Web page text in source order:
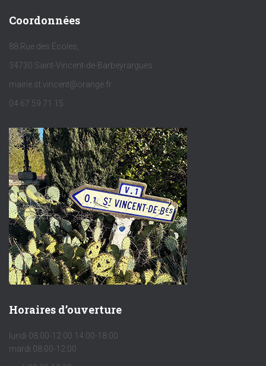
Coordonnées
88 Rue des Écoles,
34730 Saint-Vincent-de-Barbeyrargues
mairie.st.vincent@orange.fr
04 67 59 71 15
Horaires d’ouverture
lundi 08:00-12:00 14:00-18:00
mardi 08:00-12:00